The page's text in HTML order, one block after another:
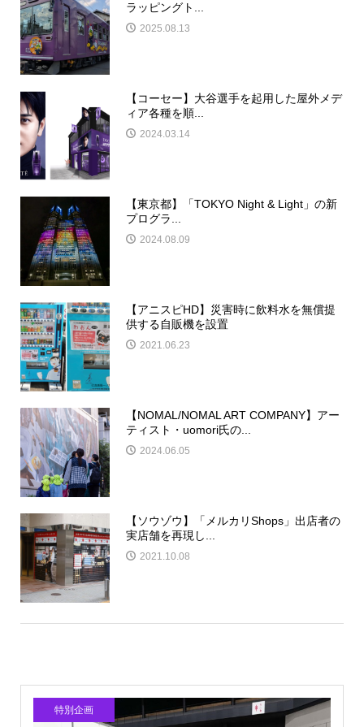
ラッピングト...
2025.08.13
【コーセー】大谷選手を起用した屋外メデ
ィア各種を順...
2024.03.14
【東京都】「TOKYO Night & Light」の新
プログラ...
2024.08.09
【アニスピHD】災害時に飲料水を無償提
供する自販機を設置
2021.06.23
【NOMAL/NOMAL ART COMPANY】アー
ティスト・uomori氏の...
2024.06.05
【ソウゾウ】「メルカリShops」出店者の
実店舗を再現し...
2021.10.08
特別企画